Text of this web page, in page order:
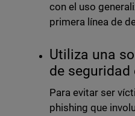
con el uso
primera línea de
Utiliza una
de seguridad
Para evitar ser
phishing que